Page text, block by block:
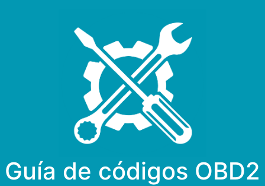
Guía de códigos OBD2